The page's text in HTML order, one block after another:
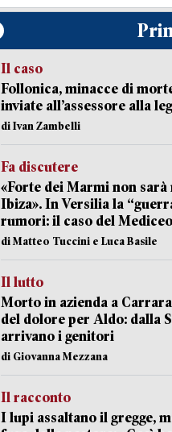
Il caso
Follonica, minacce di
inviate all’assessore alla
di Ivan Zambelli
Fa discutere
«Forte dei Marmi non sarà
Ibiza». In Versilia la
rumori: il caso del Mediceo
di Matteo Tuccini e Luca Basile
Il lutto
Morto in azienda a
del dolore per Aldo: dalla
arrivano i genitori
di Giovanna Mezzana
Il racconto
I lupi assaltano il gregge,